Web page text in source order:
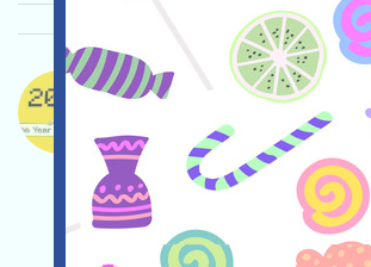
DogeOS-X 语言：
DogeOS正在空投，這是一個圍
活动页面，自行儘調，自負並確
务，邀请获得更多！
关联: ETH/ERC/EVM
2026/05/26